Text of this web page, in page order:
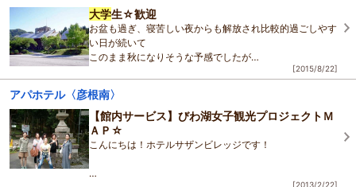
大学生☆歓迎
お盆も過ぎ、寝苦しい夜からも解放され比較的過ごしやす
い日が続いて
このまま秋になりそうな予感でしたが
昨日は、バケツをひっくり返したような雨が降り、また暑
さてさて、
夏
[2015/8/22]
アパホテル〈彦根南〉
【館内サービス】びわ湖女子観光プロジェクトＭ
ＡＰ☆
こんにちは！ホテルサザンビレッジです！
[2013/2/22]